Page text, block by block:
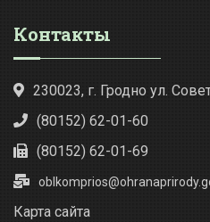
Контакты
230023, г. Гродно ул.
(80152) 62-01-60
(80152) 62-01-69
Карта сайта